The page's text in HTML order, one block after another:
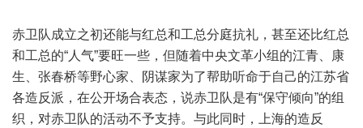
赤卫队成立之初还能与红总和工总分庭抗礼，甚至还比红总
和工总的“人气”要旺一些，但随着中央文革小组的江青、康
生、张春桥等野心家、阴谋家为了帮助听命于自己的江苏省
各造反派，在公开场合表态，说赤卫队是有“保守倾向”的组
织，对赤卫队的活动不予支持。与此同时，上海的造反